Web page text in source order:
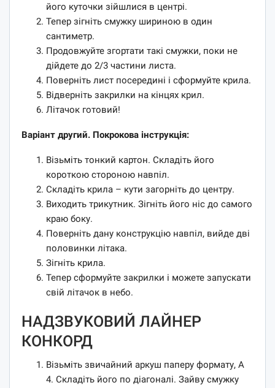
його куточки зійшлися в центрі.
Тепер зігніть смужку шириною в один
сантиметр.
Продовжуйте згортати такі смужки, поки не
дійдете до 2/3 частини листа.
Поверніть лист посередині і сформуйте крила.
Відверніть закрилки на кінцях крил.
Літачок готовий!
Варіант другий. Покрокова інструкція:
Візьміть тонкий картон. Складіть його
короткою стороною навпіл.
Складіть крила – кути загорніть до центру.
Виходить трикутник. Зігніть його ніс до самого
краю боку.
Поверніть дану конструкцію навпіл, вийде дві
половинки літака.
Зігніть крила.
Тепер сформуйте закрилки і можете запускати
свій літачок в небо.
НАДЗВУКОВИЙ ЛАЙНЕР
КОНКОРД
Візьміть звичайний аркуш паперу формату, А
4. Складіть його по діагоналі. Зайву смужку